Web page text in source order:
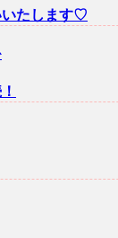
いたします♡